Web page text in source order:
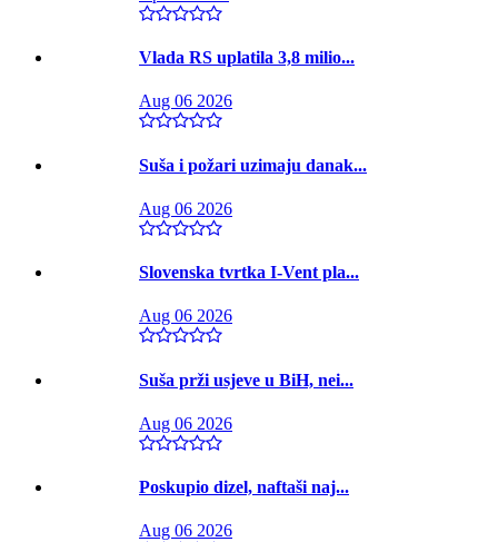
Vlada RS uplatila 3,8 milio...
Aug 06 2026
Suša i požari uzimaju danak...
Aug 06 2026
Slovenska tvrtka I-Vent pla...
Aug 06 2026
Suša prži usjeve u BiH, nei...
Aug 06 2026
Poskupio dizel, naftaši naj...
Aug 06 2026